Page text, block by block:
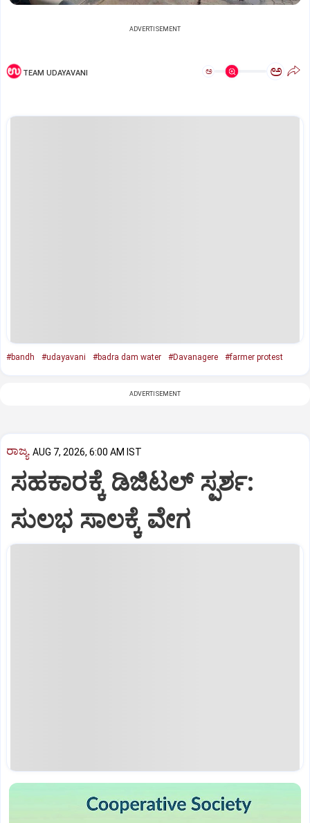
ADVERTISEMENT
TEAM UDAYAVANI ಅ ಅ
#bandh #udayavani #badra dam water #Davanagere #farmer protest
ADVERTISEMENT
ರಾಜ್ಯ AUG 7, 2026, 6:00 AM IST
ಸಹಕಾರಕ್ಕೆ ಡಿಜಿಟಲ್‌ ಸ್ಪರ್ಶ:
ಸುಲಭ ಸಾಲಕ್ಕೆ ವೇಗ